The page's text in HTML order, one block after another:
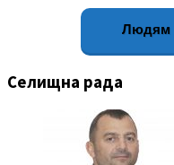
Людям
Селищна рада